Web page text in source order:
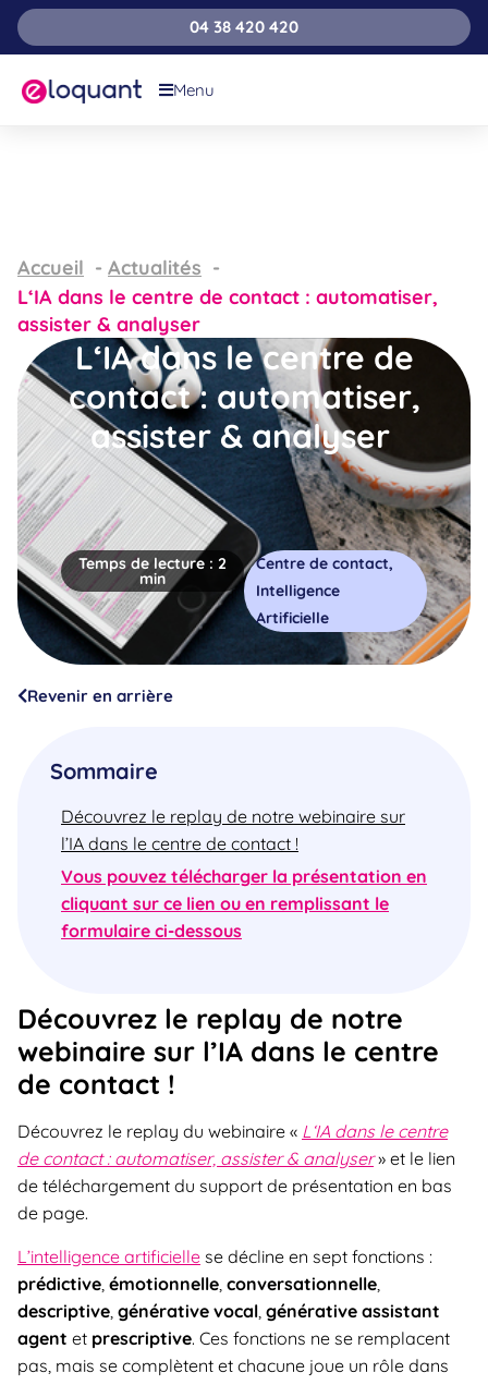
04 38 420 420
Menu
Accueil
Actualités
L‘IA dans le centre de contact : automatiser,
assister & analyser
L‘IA dans le centre de
contact : automatiser,
assister & analyser
Temps de lecture : 2
min
Centre de contact,
Intelligence
Artificielle
Revenir en arrière
Sommaire
Découvrez le replay de notre webinaire sur
l’IA dans le centre de contact !
Vous pouvez télécharger la présentation en
cliquant sur ce lien ou en remplissant le
formulaire ci-dessous
Découvrez le replay de notre
webinaire sur l’IA dans le centre
de contact !
Découvrez le replay du webinaire « L‘IA dans le centre
de contact : automatiser, assister & analyser» et le lien
de téléchargement du support de présentation en bas
de page.
L’intelligence artificielle se décline en sept fonctions :
prédictive émotionnelle conversationnelle
descriptive générative vocal générative assistant
agent et prescriptive. Ces fonctions ne se remplacent
pas, mais se complètent et chacune joue un rôle dans